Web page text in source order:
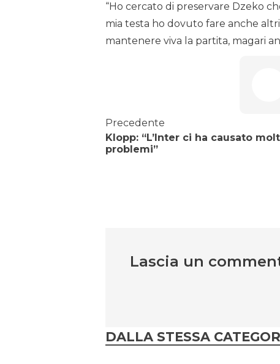
“Ho cercato di preservare Dzeko
mia testa ho dovuto fare anche
mantenere viva la partita, magari
Precedente
Klopp: “L’Inter ci ha causato
problemi”
Lascia un
DALLA STESSA